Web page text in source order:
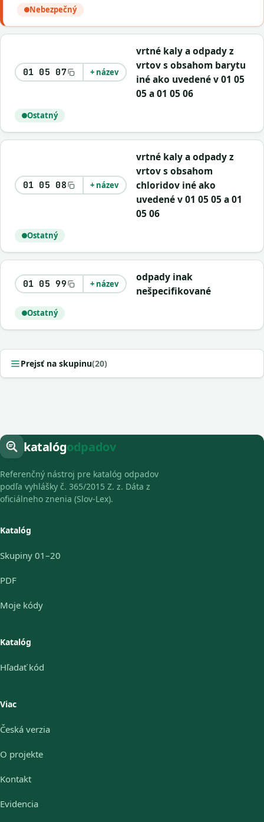
Nebezpečný
01 05 07 + název
vrtné kaly a odpady z
vrtov s obsahom barytu
iné ako uvedené v 01 05
05 a 01 05 06
Ostatný
01 05 08 + název
vrtné kaly a odpady z
vrtov s obsahom
chloridov iné ako
uvedené v 01 05 05 a 01
05 06
Ostatný
01 05 99 + název
odpady inak
nešpecifikované
Ostatný
Prejsť na skupinu(20)
katalógodpadov
Referenčný nástroj pre katalóg odpadov
podľa vyhlášky č. 365/2015 Z. z. Dáta z
oficiálneho znenia (Slov-Lex).
Katalóg
Skupiny 01–20
PDF
Moje kódy
Katalóg
Hľadať kód
Viac
Česká verzia
O projekte
Kontakt
Evidencia